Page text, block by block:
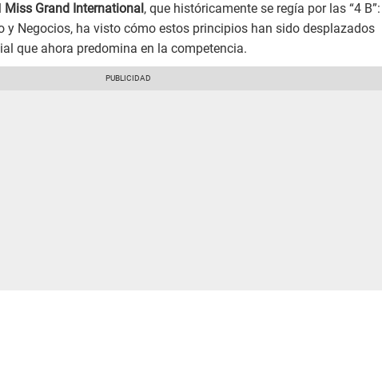
Miss Grand International , que históricamente se regía por las “4 B”:
y Negocios, ha visto cómo estos principios han sido desplazados
que ahora predomina en la competencia.